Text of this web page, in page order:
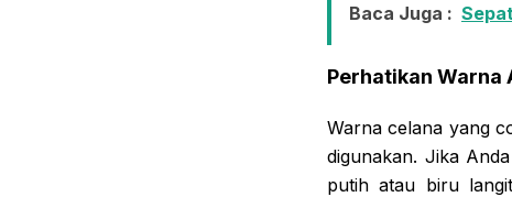
Baca Juga :
Perhatikan Warna
Warna celana yang
digunakan. Jika
putih atau biru